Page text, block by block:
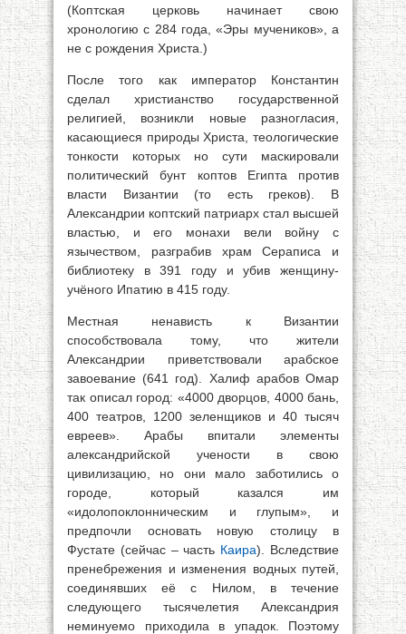
(Коптская церковь начинает свою
хронологию с 284 года, «Эры мучеников», а
не с рождения Христа.)
После того как император Константин
сделал христианство государственной
религией, возникли новые разногласия,
касающиеся природы Христа, теологические
тонкости которых но сути маскировали
политический бунт коптов Египта против
власти Византии (то есть греков). В
Александрии коптский патриарх стал высшей
властью, и его монахи вели войну с
язычеством, разграбив храм Сераписа и
библиотеку в 391 году и убив женщину-
учёного Ипатию в 415 году.
Местная ненависть к Византии
способствовала тому, что жители
Александрии приветствовали арабское
завоевание (641 год). Халиф арабов Омар
так описал город: «4000 дворцов, 4000 бань,
400 театров, 1200 зеленщиков и 40 тысяч
евреев». Арабы впитали элементы
александрийской учености в свою
цивилизацию, но они мало заботились о
городе, который казался им
«идолопоклонническим и глупым», и
предпочли основать новую столицу в
Фустате (сейчас – часть Каира). Вследствие
пренебрежения и изменения водных путей,
соединявших её с Нилом, в течение
следующего тысячелетия Александрия
неминуемо приходила в упадок. Поэтому